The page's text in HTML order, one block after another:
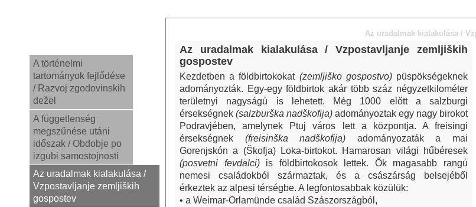
A történelmi
tartományok fejlődése
/ Razvoj zgodovinskih
dežel
A függetlenség
megszűnése utáni
időszak / Obdobje po
izgubi samostojnosti
Az uradalmak kialakulása /
Vzpostavljanje zemljiških
gospostev
Az uradalmak kialakulása /
Az uradalmak kialakulása / Vzpostavljanje zemljiških
gospostev
Kezdetben a földbirtokokat (zemljiško gospostvo)püspökségeknek
adományozták. Egy-egy földbirtok akár több száz négyzetkilométer
területnyi nagyságú is lehetett. Még 1000 előtt a salzburgi
érsekségnek (salzburška nadškofija) adományoztak egy nagy birokot
Podravjében, amelynek Ptuj város lett a központja. A freisingi
érsekségnek (freisinška nadškofija) adományozaták a mai
Gorenjskón a (Škofja) Loka-birtokot. Hamarosan világi hűbéresek
(posvetni fevdalci)is földbirtokosok lettek. Ők magasabb rangú
nemesi családokból származtak, és a császárság belsejéből
érkeztek az alpesi térségbe. A legfontosabbak közülük:
• a Weimar-Orlamünde család Szászországból,